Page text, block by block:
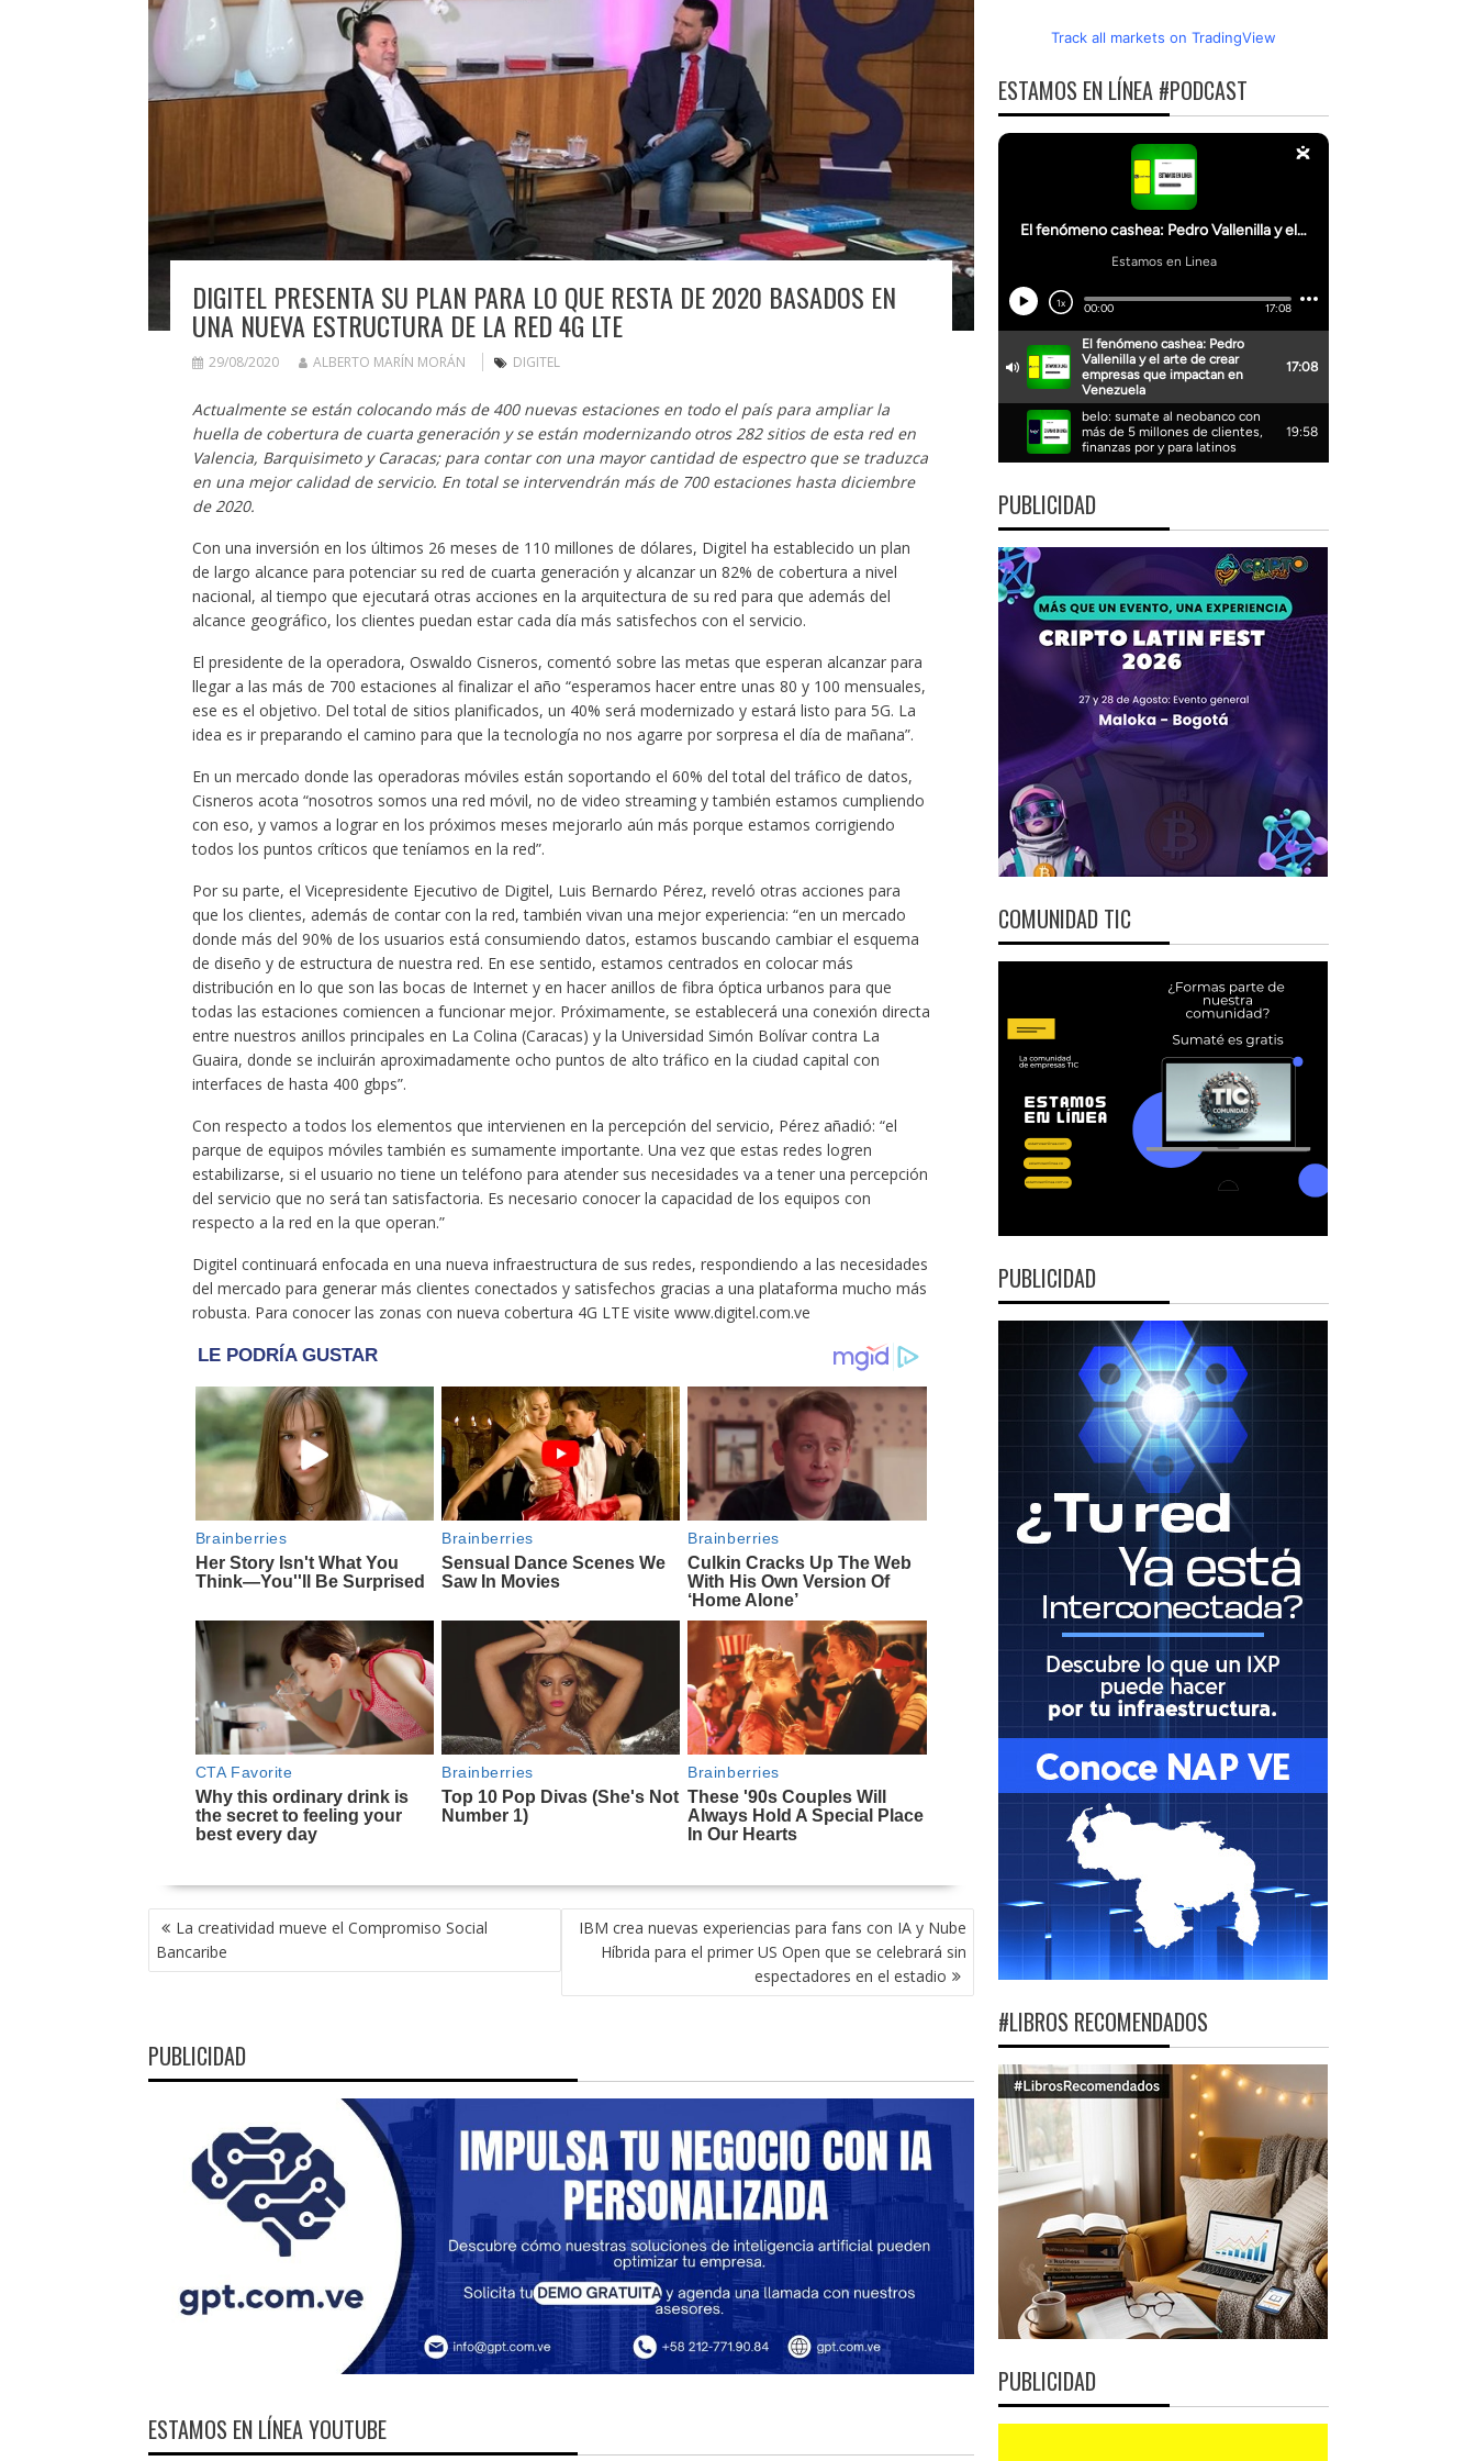
DIGITEL PRESENTA SU PLAN PARA LO QUE RESTA DE 2020 BASADOS EN
UNA NUEVA ESTRUCTURA DE LA RED 4G LTE
29/08/2020 ALBERTO MARÍN MORÁN DIGITEL
Actualmente se están colocando más de 400 nuevas estaciones en todo el país para ampliar la
huella de cobertura de cuarta generación y se están modernizando otros 282 sitios de esta red en
Valencia, Barquisimeto y Caracas; para contar con una mayor cantidad de espectro que se traduzca
en una mejor calidad de servicio. En total se intervendrán más de 700 estaciones hasta diciembre
de 2020.
Con una inversión en los últimos 26 meses de 110 millones de dólares, Digitel ha establecido un plan
de largo alcance para potenciar su red de cuarta generación y alcanzar un 82% de cobertura a nivel
nacional, al tiempo que ejecutará otras acciones en la arquitectura de su red para que además del
alcance geográfico, los clientes puedan estar cada día más satisfechos con el servicio.
El presidente de la operadora, Oswaldo Cisneros, comentó sobre las metas que esperan alcanzar para
llegar a las más de 700 estaciones al finalizar el año “esperamos hacer entre unas 80 y 100 mensuales,
ese es el objetivo. Del total de sitios planificados, un 40% será modernizado y estará listo para 5G. La
idea es ir preparando el camino para que la tecnología no nos agarre por sorpresa el día de mañana”.
En un mercado donde las operadoras móviles están soportando el 60% del total del tráfico de datos,
Cisneros acota “nosotros somos una red móvil, no de video streaming y también estamos cumpliendo
con eso, y vamos a lograr en los próximos meses mejorarlo aún más porque estamos corrigiendo
todos los puntos críticos que teníamos en la red”.
Por su parte, el Vicepresidente Ejecutivo de Digitel, Luis Bernardo Pérez, reveló otras acciones para
que los clientes, además de contar con la red, también vivan una mejor experiencia: “en un mercado
donde más del 90% de los usuarios está consumiendo datos, estamos buscando cambiar el esquema
de diseño y de estructura de nuestra red. En ese sentido, estamos centrados en colocar más
distribución en lo que son las bocas de Internet y en hacer anillos de fibra óptica urbanos para que
todas las estaciones comiencen a funcionar mejor. Próximamente, se establecerá una conexión directa
entre nuestros anillos principales en La Colina (Caracas) y la Universidad Simón Bolívar contra La
Guaira, donde se incluirán aproximadamente ocho puntos de alto tráfico en la ciudad capital con
interfaces de hasta 400 gbps”.
Con respecto a todos los elementos que intervienen en la percepción del servicio, Pérez añadió: “el
parque de equipos móviles también es sumamente importante. Una vez que estas redes logren
estabilizarse, si el usuario no tiene un teléfono para atender sus necesidades va a tener una percepción
del servicio que no será tan satisfactoria. Es necesario conocer la capacidad de los equipos con
respecto a la red en la que operan.”
Digitel continuará enfocada en una nueva infraestructura de sus redes, respondiendo a las necesidades
del mercado para generar más clientes conectados y satisfechos gracias a una plataforma mucho más
robusta. Para conocer las zonas con nueva cobertura 4G LTE visite www.digitel.com.ve
NAVEGACIÓN
DE
ENTRADAS
La creatividad mueve el Compromiso Social
Bancaribe
IBM crea nuevas experiencias para fans con IA y Nube
Híbrida para el primer US Open que se celebrará sin
espectadores en el estadio
PUBLICIDAD
ESTAMOS EN LÍNEA YOUTUBE
Track all markets on TradingView
ESTAMOS EN LÍNEA #PODCAST
PUBLICIDAD
COMUNIDAD TIC
PUBLICIDAD
#LIBROS RECOMENDADOS
PUBLICIDAD